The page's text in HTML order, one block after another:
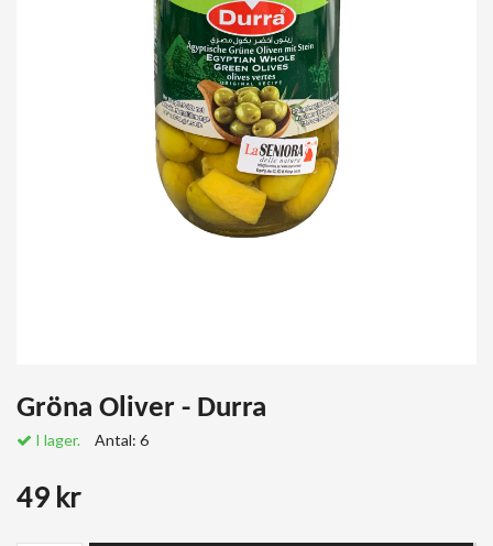
Gröna Oliver - Durra
I lager. Antal: 6
49 kr